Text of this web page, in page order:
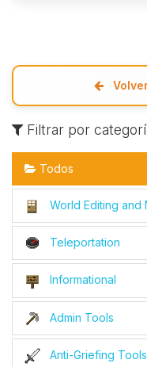
Filtrar por
Todos
World Editing and
Teleportation
Informational
Admin Tools
Anti-Griefing Tools